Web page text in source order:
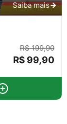
Saiba mais
R$ 199,90
R$ 99,90